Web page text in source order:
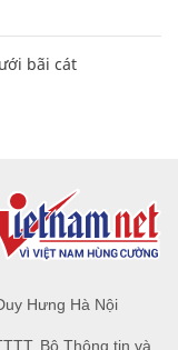
bãi cát
Hưng Hà Nội
Bộ Thông tin và